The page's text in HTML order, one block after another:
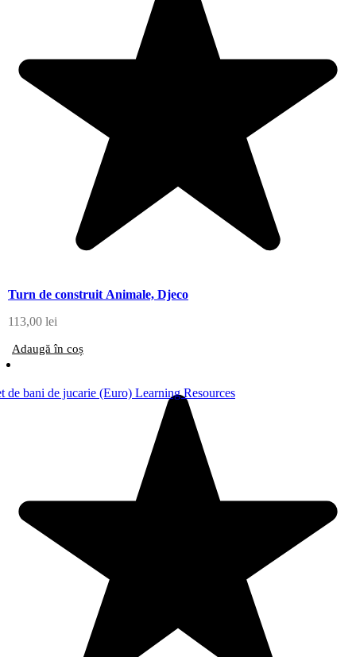
Turn de construit Animale, Djeco
113,00 lei
Adaugă în coș